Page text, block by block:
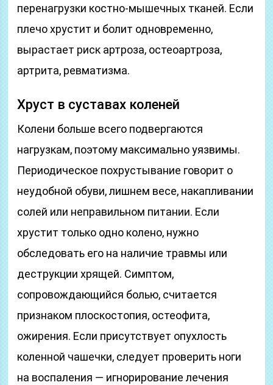
перенагрузки костно-мышечных тканей. Если
плечо хрустит и болит одновременно,
вырастает риск артроза, остеоартроза,
артрита, ревматизма.
Хруст в суставах коленей
Колени больше всего подвергаются
нагрузкам, поэтому максимально уязвимы.
Периодическое похрустывание говорит о
неудобной обуви, лишнем весе, накапливании
солей или неправильном питании. Если
хрустит только одно колено, нужно
обследовать его на наличие травмы или
деструкции хрящей. Симптом,
сопровождающийся болью, считается
признаком плоскостопия, остеофита,
ожирения. Если присутствует опухлость
коленной чашечки, следует проверить ноги
на воспаления — игнорирование лечения